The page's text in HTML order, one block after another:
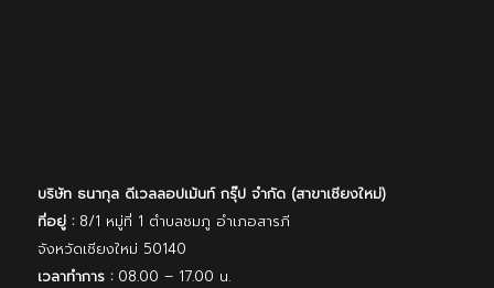
บริษัท ธนากุล ดีเวลลอปเม้นท์ กรุ๊ป จํากัด (สาขาเชียงใหม่)
ที่อยู่ :8/1 หมู่ที่ 1 ตำบลชมภู อำเภอสารภี
จังหวัดเชียงใหม่ 50140
เวลาทำการ :08.00 – 17.00 น.